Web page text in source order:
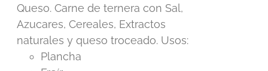
Queso. Carne de ternera con Sal,
Azucares, Cereales, Extractos
naturales y queso troceado. Usos:
Plancha